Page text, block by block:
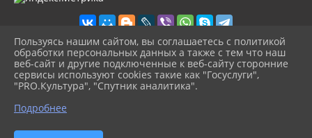
2026 г. volschool12.ru
Вход
Карта сайта
Политика обработки персональных данных
Сделано на KubCMS
Пользуясь нашим сайтом, вы соглашаетесь с политикой
обработки персональных данных а также с тем что наш
веб-сайт и другие подключенные к веб-сайту сторонние
сервисы используют cookies такие как "Госуслуги",
"PRO.Культура", "Спутник аналитика".
Подробнее